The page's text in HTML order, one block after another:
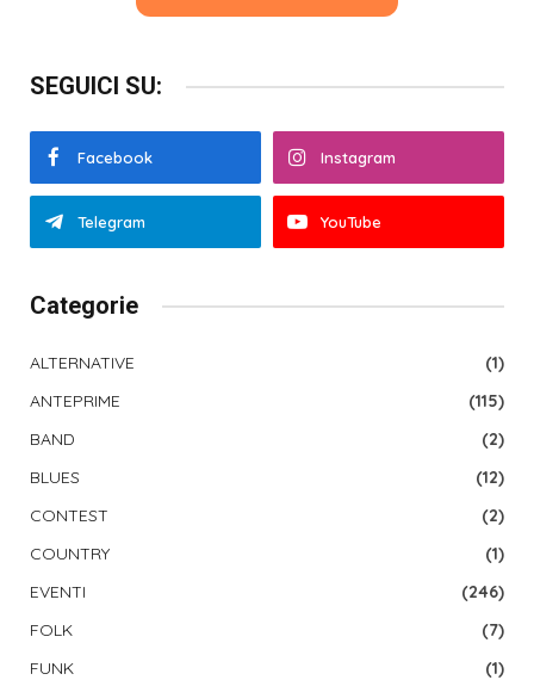
SEGUICI SU:
Facebook Instagram
Telegram YouTube
Categorie
ALTERNATIVE
(1)
ANTEPRIME
(115)
BAND
(2)
BLUES
(12)
CONTEST
(2)
COUNTRY
(1)
EVENTI
(246)
FOLK
(7)
FUNK
(1)